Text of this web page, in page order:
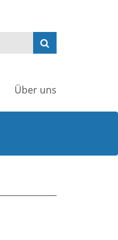
Über uns